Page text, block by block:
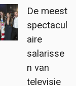
De meest
spectacul
aire
salarisse
n van
televisie